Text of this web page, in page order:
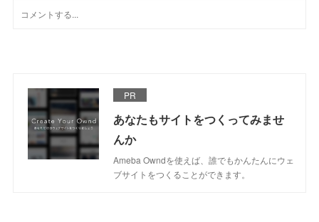
PR
あなたもサイトをつくってみませ
んか
Ameba Owndを使えば、誰でもかんたんにウェ
ブサイトをつくることができます。